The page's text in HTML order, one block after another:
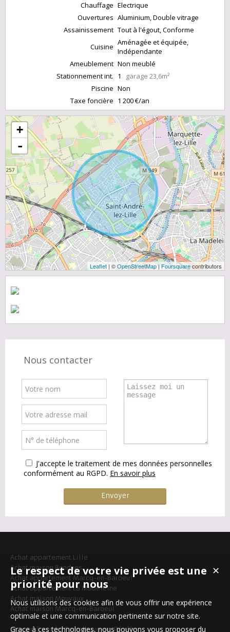
Chauffage Electrique
Ouvertures Aluminium, Double vitrage
Assainissement Tout à l'égout, Conforme
Cuisine Aménagée et équipée,
Indépendante
Ameublement Non meublé
Stationnement int. 1
garage 23,6m²
Piscine Non
Taxe foncière 1 200 €/an
+
-
Leaflet | ©OpenStreetMap| Foursquarecontributors
Nous contacter
J'accepte le traitement de mes données personnelles
conformément au RGPD. En savoir plus
Achat appartement Lille
Achat maison Bondues
Achat appartement Marcq-en-Baroeul
Achat appartement La Madeleine
Achat maison Mouvaux
Achat maison Marcq-en-Baroeul
Maison à vendre Templeuve-en-Pévèle
✕
Le respect de votre vie privée est une
priorité pour nous
Nous utilisons des cookies afin de vous offrir une expérience
optimale et une communication pertinente sur notre site.
Grace à ces technologies, nous pouvons vous proposer du